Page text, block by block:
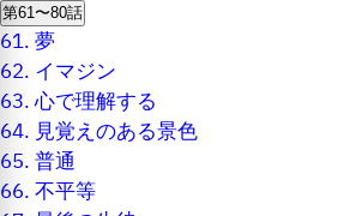
第61〜80話
61.夢
62. イマジン
63.心で理解する
64. 見覚えのある景色
65.普通
66.不平等